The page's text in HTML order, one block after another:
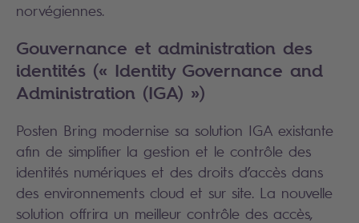
norvégiennes.
Gouvernance et administration des
identités (« Identity Governance and
Administration (IGA) »)
Posten Bring modernise sa solution IGA existante
afin de simplifier la gestion et le contrôle des
identités numériques et des droits d’accès dans
des environnements cloud et sur site. La nouvelle
solution offrira un meilleur contrôle des accès,